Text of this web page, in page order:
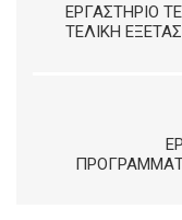
ΕΡΓΑΣΤΉΡΙΟ
ΤΕΛΙΚΉ